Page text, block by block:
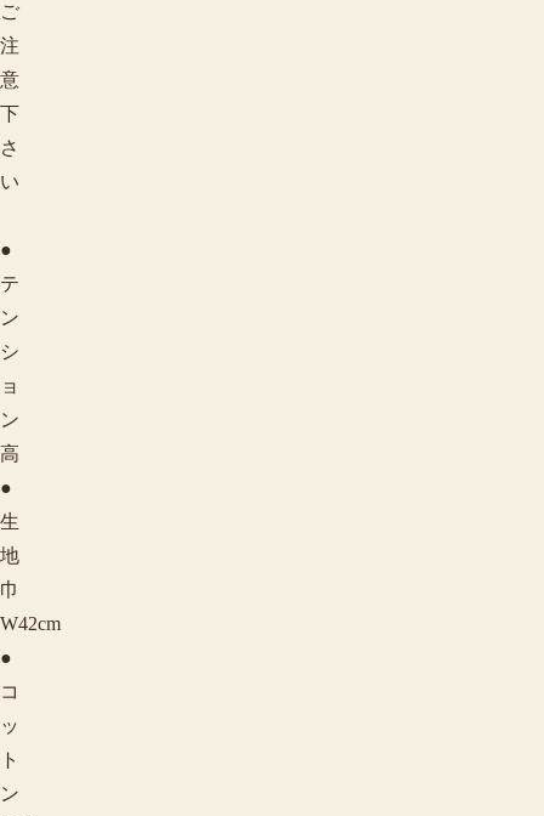
ご
注
意
下
さ
い
●
テ
ン
シ
ョ
ン
高
●
生
地
巾
W42cm
●
コ
ッ
ト
ン